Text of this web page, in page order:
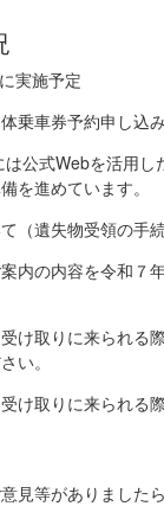
実施予定
乗車券予約申し込み
公式Webを活用し
を進めています。
（遺失物受領の手続
内の内容を令和７
け取りに来られる
い。
け取りに来られる
見等がありましたら